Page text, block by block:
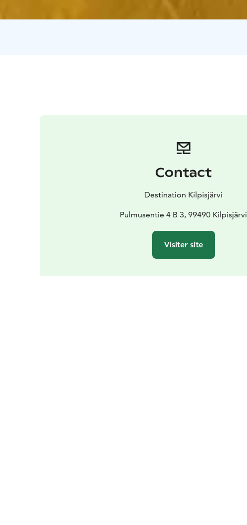
Contact
Destination Kilpisjärvi
Pulmusentie 4 B 3, 99490 Kilpisjärvi
Visiter site